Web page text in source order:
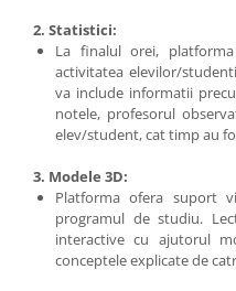
2. Statistici:
La finalul orei,
activitatea elevilor/
va include informatii
notele, profesorul
elev/student, cat timp au
3. Modele 3D:
Platforma ofera suport
programul de studiu.
interactive cu ajutorul
conceptele explicate de